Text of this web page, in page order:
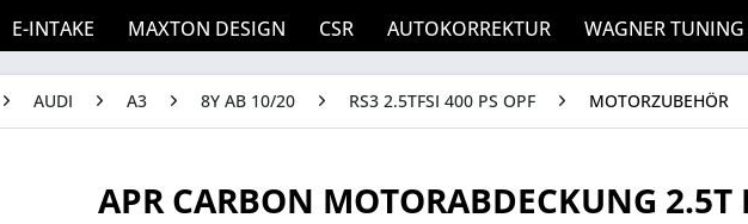
E-INTAKE MAXTON DESIGN CSR AUTOKORREKTUR WAGNER TUNING
AUDI A3 8Y AB 10/20 RS3 2.5TFSI 400 PS OPF MOTORZUBEHÖR
APR CARBON MOTORABDECKUNG 2.5T